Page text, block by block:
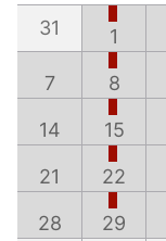
31
1
7 8
14 15
21 22
28 29